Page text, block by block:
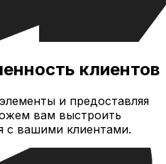
клиентов
и предоставляя
вам выстроить
с вашими клиентами.